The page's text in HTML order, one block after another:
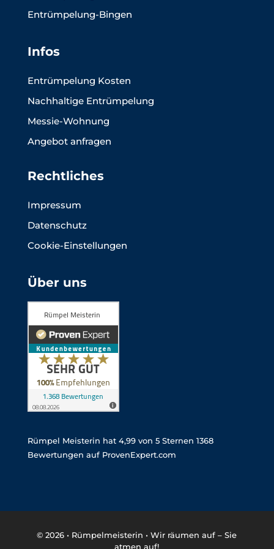
Entrümpelung-Bingen
Infos
Entrümpelung Kosten
Nachhaltige Entrümpelung
Messie-Wohnung
Angebot anfragen
Rechtliches
Impressum
Datenschutz
Cookie-Einstellungen
Über uns
Rümpel Meisterin hat 4,99von 5Sternen 1368
Bewertungen auf ProvenExpert.com
© 2026 • Rümpelmeisterin • Wir räumen auf – Sie
atmen auf!